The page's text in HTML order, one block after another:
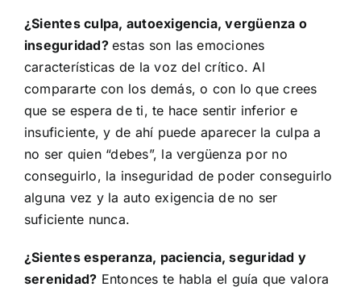
¿Sientes culpa, autoexigencia, vergüenza o
inseguridad?estas son las emociones
características de la voz del crítico. Al
compararte con los demás, o con lo que crees
que se espera de ti, te hace sentir inferior e
insuficiente, y de ahí puede aparecer la culpa a
no ser quien “debes”, la vergüenza por no
conseguirlo, la inseguridad de poder conseguirlo
alguna vez y la auto exigencia de no ser
suficiente nunca.
¿Sientes esperanza, paciencia, seguridad y
serenidad? Entonces te habla el guía que valora